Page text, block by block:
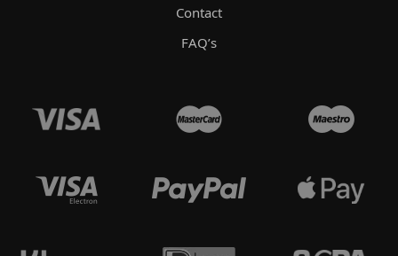
Contact
FAQ’s